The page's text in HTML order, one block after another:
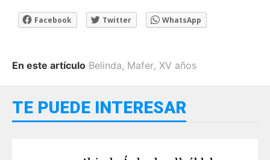
Facebook Twitter WhatsApp
En este artículo Belinda, Mafer, XV años
TE PUEDE INTERESAR